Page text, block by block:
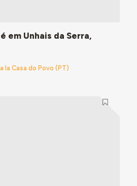
em Unhais da Serra,
la Casa do Povo (PT)